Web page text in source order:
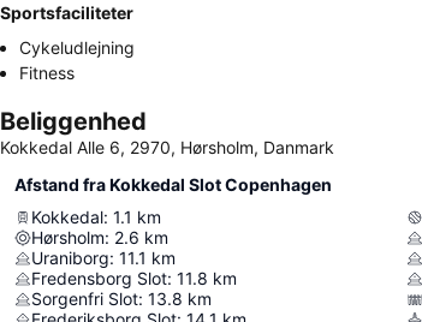
Sportsfaciliteter
Cykeludlejning
Fitness
Beliggenhed
Kokkedal Alle 6, 2970, Hørsholm, Danmark
Afstand fra Kokkedal Slot Copenhagen
Kokkedal: 1.1 km
Hørsholm: 2.6 km
Uraniborg: 11.1 km
Fredensborg Slot: 11.8 km
Sorgenfri Slot: 13.8 km